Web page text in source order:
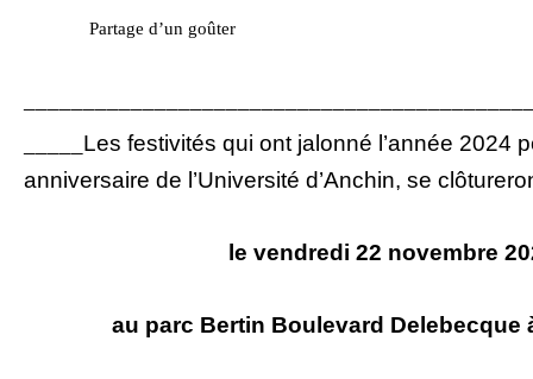
Partage d’un goûter
Les festivités qui ont jalonné l’année 2024
anniversaire de l’Université d’Anchin, se
le vendredi 22 novembre
au parc Bertin Boulevard Delebecque